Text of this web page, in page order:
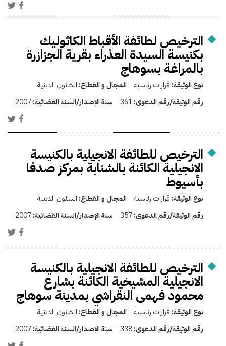
الترخيص لطائفة الأقباط الكاثوليك
بكنيسة السيدة العذراء بقرية الجزازرة
بالمراغة بسوهاج
نوع الوثيقة: قرارات رئاسية المجال و القطاع: الشئون الدينية
رقم الوثيقة/رقم الدعوى: 361 سنة الإصدار/السنة القضائية:2007
الترخيص للطائفة الانجيلية بالكنيسة
الانجيلية الكائنة بالشنابة بمركز صدفا
بأسيوط
نوع الوثيقة: قرارات رئاسية المجال و القطاع: الشئون الدينية
رقم الوثيقة/رقم الدعوى:357 سنة الإصدار/السنة القضائية:2007
الترخيص للطائفة الانجيلية بالكنيسة
الانجيلية المشيخية الكائنة بشارع
محمود فهمى النقراشي بمدينة سوهاج
نوع الوثيقة: قرارات رئاسية المجال و القطاع: الشئون الدينية
رقم الوثيقة/رقم الدعوى:338 سنة الإصدار/السنة القضائية:2007